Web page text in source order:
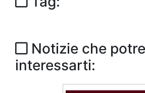
Notizie che
interessarti: